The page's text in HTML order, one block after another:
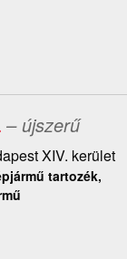
– újszerű
XIV. kerület
tartozék,